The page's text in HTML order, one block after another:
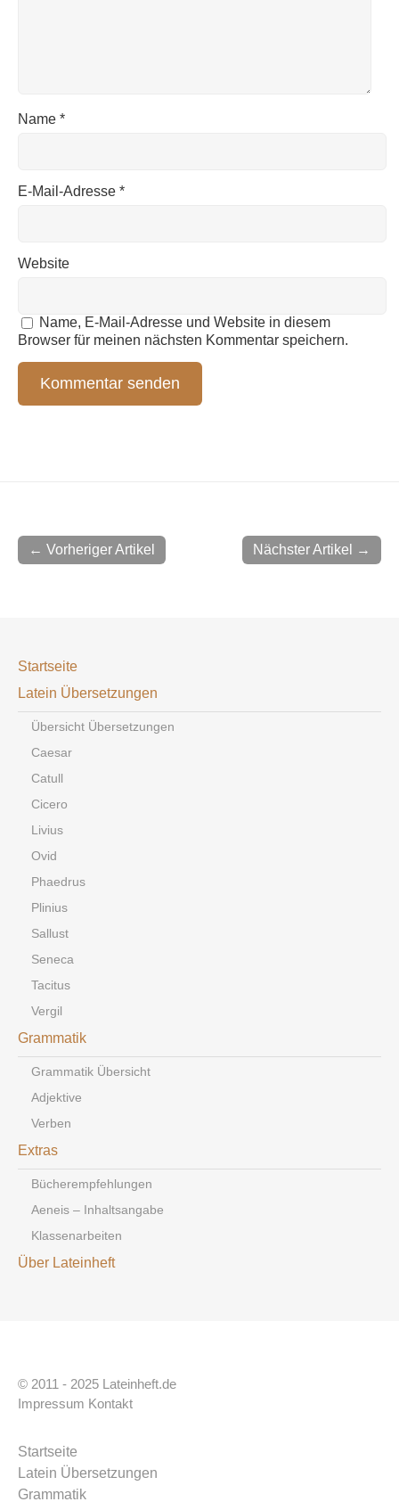
Name *
E-Mail-Adresse *
Website
Name, E-Mail-Adresse und Website in diesem
Browser für meinen nächsten Kommentar speichern.
Nächster Artikel →
← Vorheriger Artikel
Startseite
Latein Übersetzungen
Übersicht Übersetzungen
Caesar
Catull
Cicero
Livius
Ovid
Phaedrus
Plinius
Sallust
Seneca
Tacitus
Vergil
Grammatik
Grammatik Übersicht
Adjektive
Verben
Extras
Bücherempfehlungen
Aeneis – Inhaltsangabe
Klassenarbeiten
Über Lateinheft
© 2011 - 2025 Lateinheft.de
Impressum Kontakt
Startseite
Latein Übersetzungen
Grammatik